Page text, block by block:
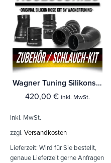
Wagner Tuning Silikonschlauch Kit VAG 2.0TSI (EA888 Gen.4)
420,00 € inkl. MwSt.
inkl. MwSt.
zzgl. Versandkosten
Lieferzeit: Wird für Sie bestellt,
genaue Lieferzeit gerne Anfragen